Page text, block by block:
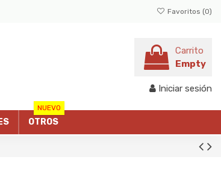
Favoritos (0)
Carrito
Empty
Iniciar sesión
OTROS
NUEVO